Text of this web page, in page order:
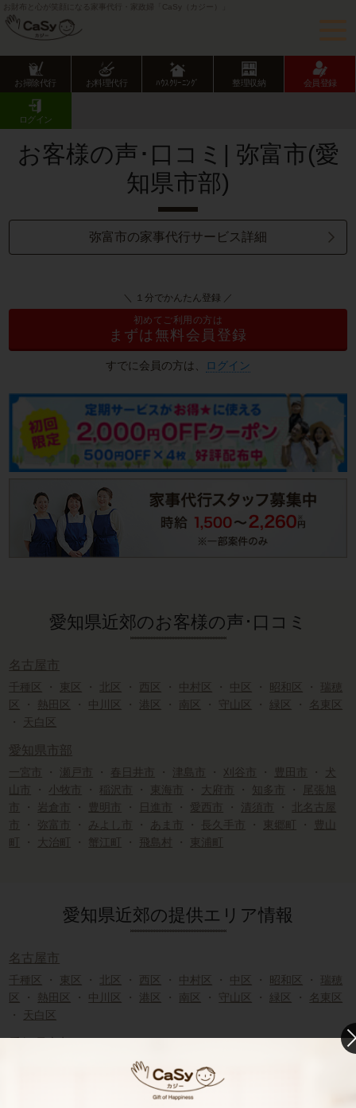
お財布と心が笑顔になる家事代行・家政婦「CaSy（カジー）」
お掃除代行 お料理代行 ﾊｳｽｸﾘｰﾆﾝｸﾞ 整理収納 会員登録
ログイン
CaSy TOP
お客様の声･口コミ一覧
お客様の声･口コミ| 弥富市(愛
知県市部)
弥富市の家事代行サービス詳細
＼ １分でかんたん登録 ／
初めてご利用の方は
まずは無料会員登録
すでに会員の方は、 ログイン
愛知県近郊のお客様の声･口コミ
名古屋市
千種区 ・ 東区 ・ 北区 ・ 西区 ・ 中村区 ・ 中区 ・ 昭和区 ・
瑞穂
区
・ 熱田区 ・ 中川区 ・ 港区 ・ 南区 ・ 守山区 ・ 緑区 ・
名東区
・
天白区
愛知県市部
一宮市 ・ 瀬戸市 ・ 春日井市 ・ 津島市 ・ 刈谷市 ・ 豊田市 ・
犬
山市
・ 小牧市 ・ 稲沢市 ・ 東海市 ・ 大府市 ・ 知多市 ・
尾張旭
・ 岩倉市 ・ 豊明市 ・ 日進市 ・ 愛西市 ・ 清須市 ・
北名古屋
・ 弥富市 ・ みよし市 ・ あま市 ・ 長久手市 ・ 東郷町 ・
豊山
町
・ 大治町 ・ 蟹江町 ・ 飛島村 ・ 東浦町
愛知県近郊の提供エリア情報
名古屋市
千種区 ・ 東区 ・ 北区 ・ 西区 ・ 中村区 ・ 中区 ・ 昭和区 ・
瑞穂
区
・ 熱田区 ・ 中川区 ・ 港区 ・ 南区 ・ 守山区 ・ 緑区 ・ 名東区
・
天白区
春日井市 津島市・
・ 東海市・大府市
日進市・愛西市